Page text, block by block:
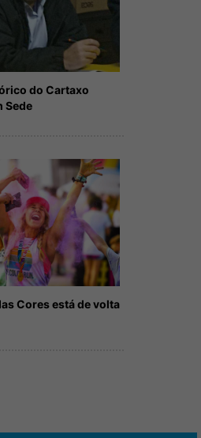
do Cartaxo
Sede
Cores está de volta